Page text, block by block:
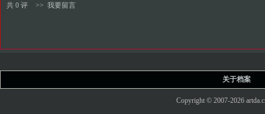
共 0 评
>> 我要留言
关于档案
Copyright © 2007-2026